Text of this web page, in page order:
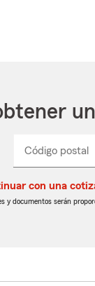
Código postal
_____
con una
y documentos serán